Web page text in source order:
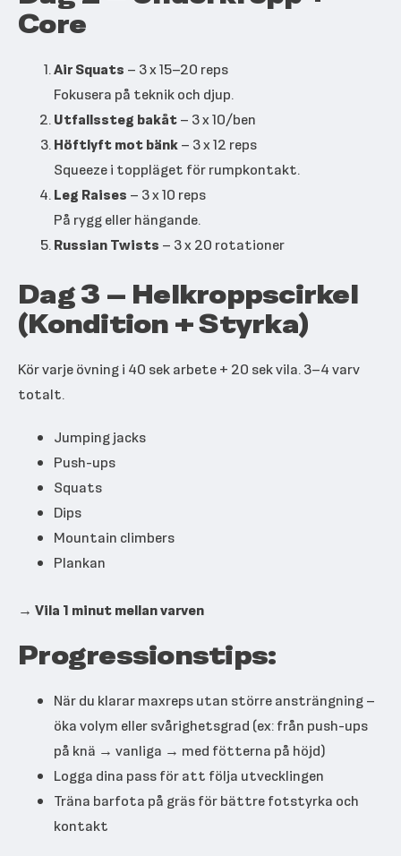
Core
Air Squats – 3 x 15–20 reps
Fokusera på teknik och djup.
Utfallssteg bakåt– 3 x 10/ben
Höftlyft mot bänk– 3 x 12 reps
Squeeze i toppläget för rumpkontakt.
Leg Raises – 3 x 10 reps
På rygg eller hängande.
Russian Twists – 3 x 20 rotationer
Dag 3 – Helkroppscirkel
(Kondition + Styrka)
Kör varje övning i 40 sek arbete + 20 sek vila. 3–4 varv
totalt.
Jumping jacks
Push-ups
Squats
Dips
Mountain climbers
Plankan
→ Vila 1 minut mellan varven
Progressionstips:
När du klarar maxreps utan större ansträngning –
öka volym eller svårighetsgrad (ex: från push-ups
på knä → vanliga → med fötterna på höjd)
Logga dina pass för att följa utvecklingen
Träna barfota på gräs för bättre fotstyrka och
kontakt